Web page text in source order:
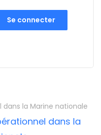
Se connecter
la Marine nationale